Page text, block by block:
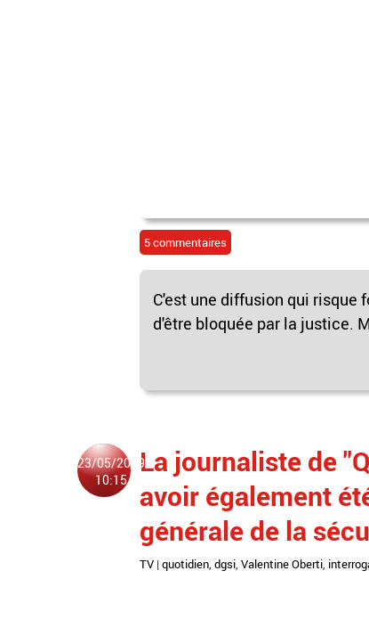
5 commentaires
C'est une diffusion qui risque
d'être bloquée par la justice.
23/05/2019
10:15
La journaliste de
avoir également
générale de la
TV | quotidien, dgsi, Valentine Oberti,